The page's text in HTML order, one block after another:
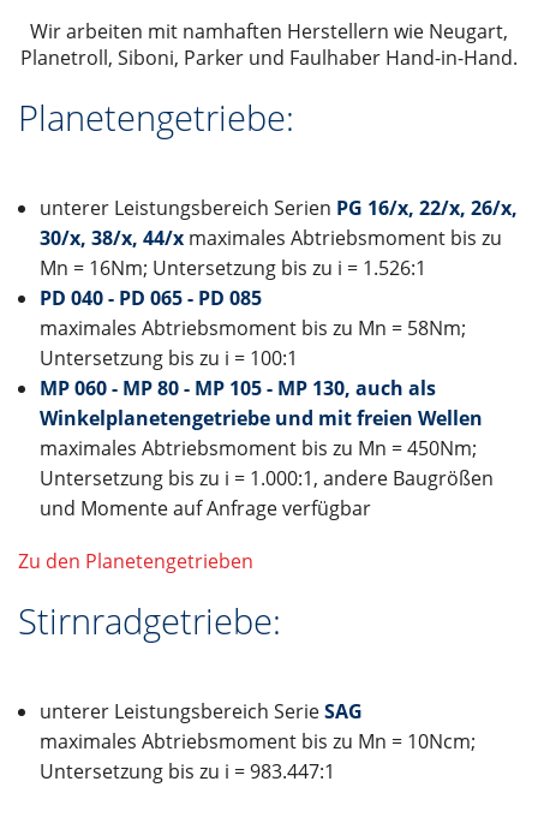
Wir arbeiten mit namhaften Herstellern wie Neugart,
Planetroll, Siboni, Parker und Faulhaber Hand-in-Hand.
Planetengetriebe:
unterer Leistungsbereich Serien PG 16/x, 22/x, 26/x,
30/x, 38/x, 44/xmaximales Abtriebsmoment bis zu
Mn = 16Nm; Untersetzung bis zu i = 1.526:1
PD 040 - PD 065 - PD 085
maximales Abtriebsmoment bis zu Mn = 58Nm;
Untersetzung bis zu i = 100:1
MP 060 - MP 80 - MP 105 - MP 130, auch als
Winkelplanetengetriebe und mit freien Wellen
maximales Abtriebsmoment bis zu Mn = 450Nm;
Untersetzung bis zu i = 1.000:1, andere Baugrößen
und Momente auf Anfrage verfügbar
Zu den Planetengetrieben
Stirnradgetriebe:
unterer Leistungsbereich SerieSAG
maximales Abtriebsmoment bis zu Mn = 10Ncm;
Untersetzung bis zu i = 983.447:1